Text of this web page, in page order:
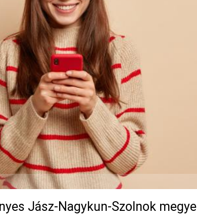
Jász-Nagykun-Szolnok megye